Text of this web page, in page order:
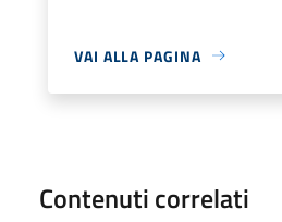
VAI ALLA PAGINA
Contenuti correlati